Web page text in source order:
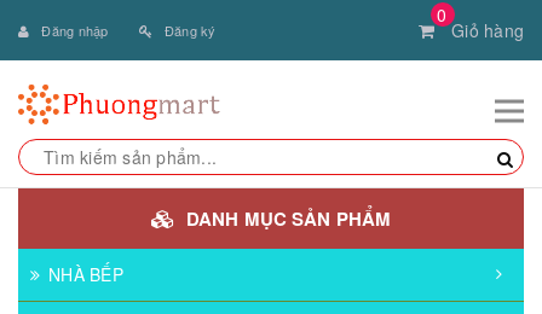
0
Giỏ hàng
Đăng nhập Đăng ký
DANH MỤC SẢN PHẨM
NHÀ BẾP